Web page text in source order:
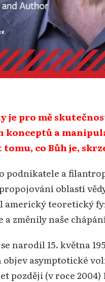
je pro mě
konceptů a
co Bůh je,
podnikatele a
oblastí
americký teoretický
změnily naše
narodil 15. května
asymptotické
později (v roce